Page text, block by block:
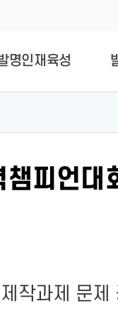
명인재육성
챔피언대
작과제 문